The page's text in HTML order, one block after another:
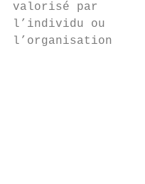
valorisé par
l’individu ou
l’organisation